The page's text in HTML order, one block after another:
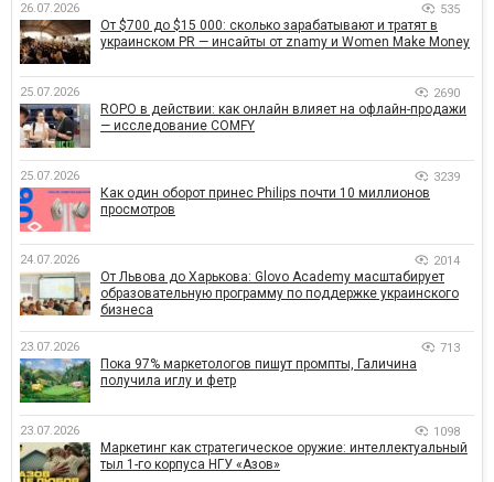
26.07.2026 535
От $700 до $15 000: сколько зарабатывают и тратят в
украинском PR — инсайты от znamy и Women Make Money
25.07.2026 2690
ROPO в действии: как онлайн влияет на офлайн-продажи
— исследование COMFY
25.07.2026 3239
Как один оборот принес Philips почти 10 миллионов
просмотров
24.07.2026 2014
От Львова до Харькова: Glovo Academy масштабирует
образовательную программу по поддержке украинского
бизнеса
23.07.2026 713
Пока 97% маркетологов пишут промпты, Галичина
получила иглу и фетр
23.07.2026 1098
Маркетинг как стратегическое оружие: интеллектуальный
тыл 1-го корпуса НГУ «Азов»